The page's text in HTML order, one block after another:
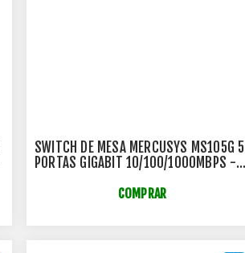
SWITCH DE MESA MERCUSYS MS105G 5
PORTAS GIGABIT 10/100/1000MBPS -
COMPRAR